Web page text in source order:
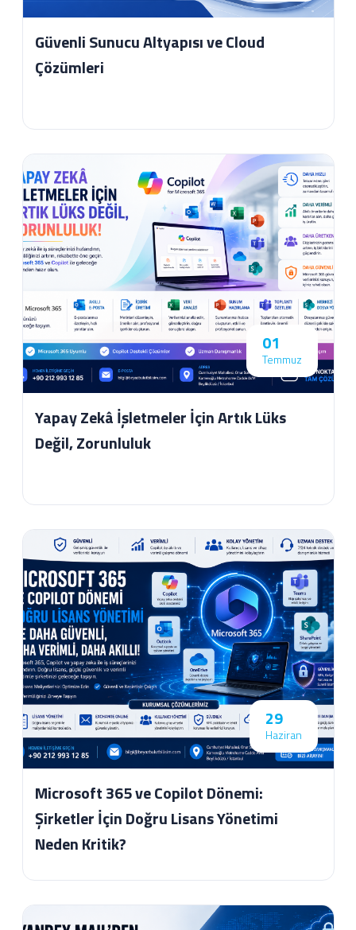
Güvenli Sunucu Altyapısı ve Cloud
Çözümleri
01
Temmuz
Yapay Zekâ İşletmeler İçin Artık Lüks
Değil, Zorunluluk
29
Haziran
Microsoft 365 ve Copilot Dönemi:
Şirketler İçin Doğru Lisans Yönetimi
Neden Kritik?